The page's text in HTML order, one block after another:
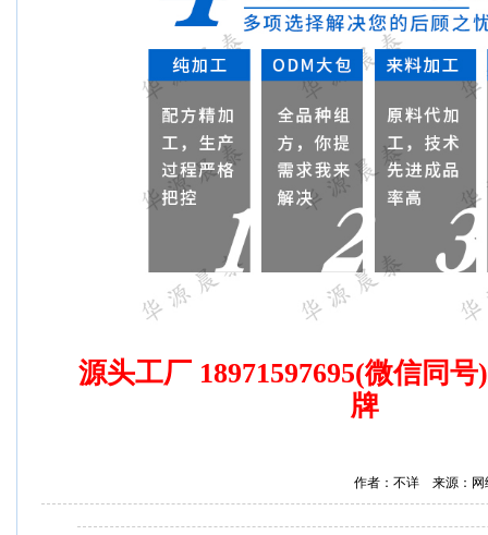
源头工厂 18971597695(微信同
牌
作者：不详 来源：